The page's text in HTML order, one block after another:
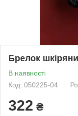
Брелок
В наявності
Код: 050225-04
322 ₴